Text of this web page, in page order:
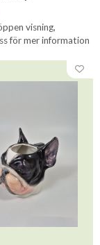
visning,
för mer information